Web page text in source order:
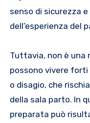
senso di sicurezza
dell’esperienza del
Tuttavia, non è una
possono vivere forti
o disagio, che
della sala parto. In
preparata può